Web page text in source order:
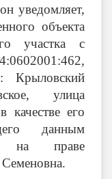
уведомляет,
объекта
участка с
Крыловский
улица
в качестве его
данным
на праве
Семеновна.